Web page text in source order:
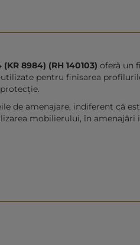
8984) (RH 140103) oferă un
pentru finisarea
de amenajare, indiferent că
mobilierului, în amenajări